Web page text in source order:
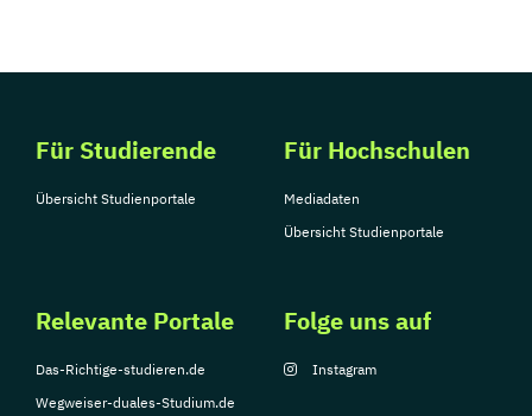
Für Studierende
Übersicht Studienportale
Für Hochschulen
Mediadaten
Übersicht Studienportale
Relevante Portale
Das-Richtige-studieren.de
Wegweiser-duales-Studium.de
Folge uns auf
Instagram